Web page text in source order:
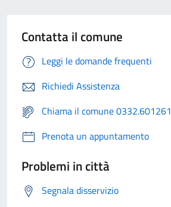
Contatta il comune
Leggi le domande frequenti
Richiedi Assistenza
Chiama il comune 0332.601261
Prenota un appuntamento
Problemi in città
Segnala disservizio